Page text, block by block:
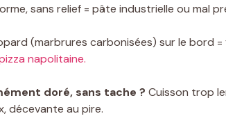
sans relief = pâte industrielle ou mal
(marbrures carbonisées) sur le bord
napolitaine.
doré, sans tache ? Cuisson trop
décevante au pire.